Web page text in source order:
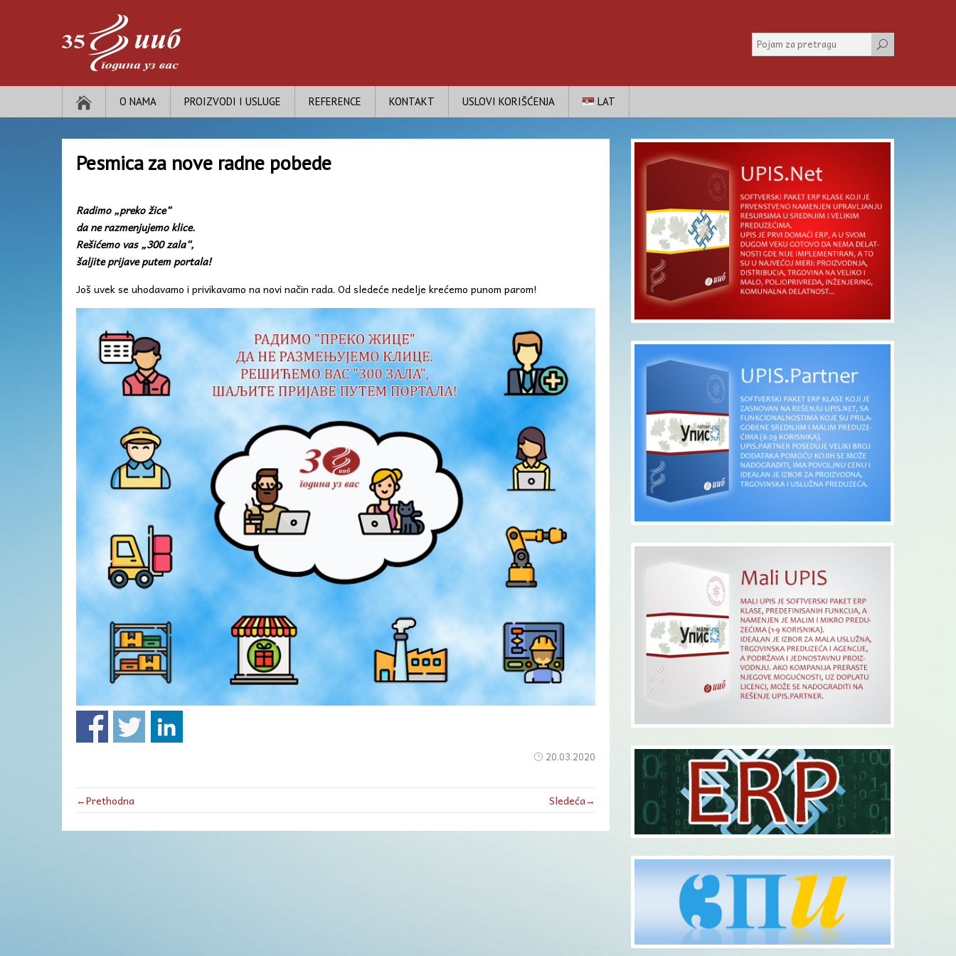
O NAMA PROIZVODI I USLUGE REFERENCE KONTAKT USLOVI KORIŠĆENJA LAT
Pesmica za nove radne pobede
Radimo „preko žice“
da ne razmenjujemo klice.
Rešićemo vas „300 zala“,
šaljite prijave putem portala!
Još uvek se uhodavamo i privikavamo na novi način rada. Od sledeće nedelje krećemo punom parom!
20.03.2020
←Prethodna Sledeća→